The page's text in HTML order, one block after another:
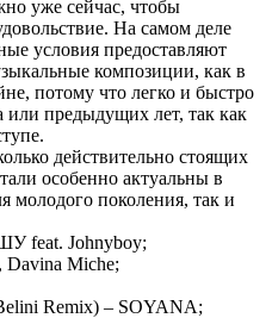
уже сейчас, чтобы
На самом деле
условия предоставляют
композиции, как в
потому что легко и быстро
или предыдущих лет, так как
действительно стоящих
особенно актуальны в
молодого поколения, так и
feat. Johnyboy;
Miche;
Remix) – SOYANA;